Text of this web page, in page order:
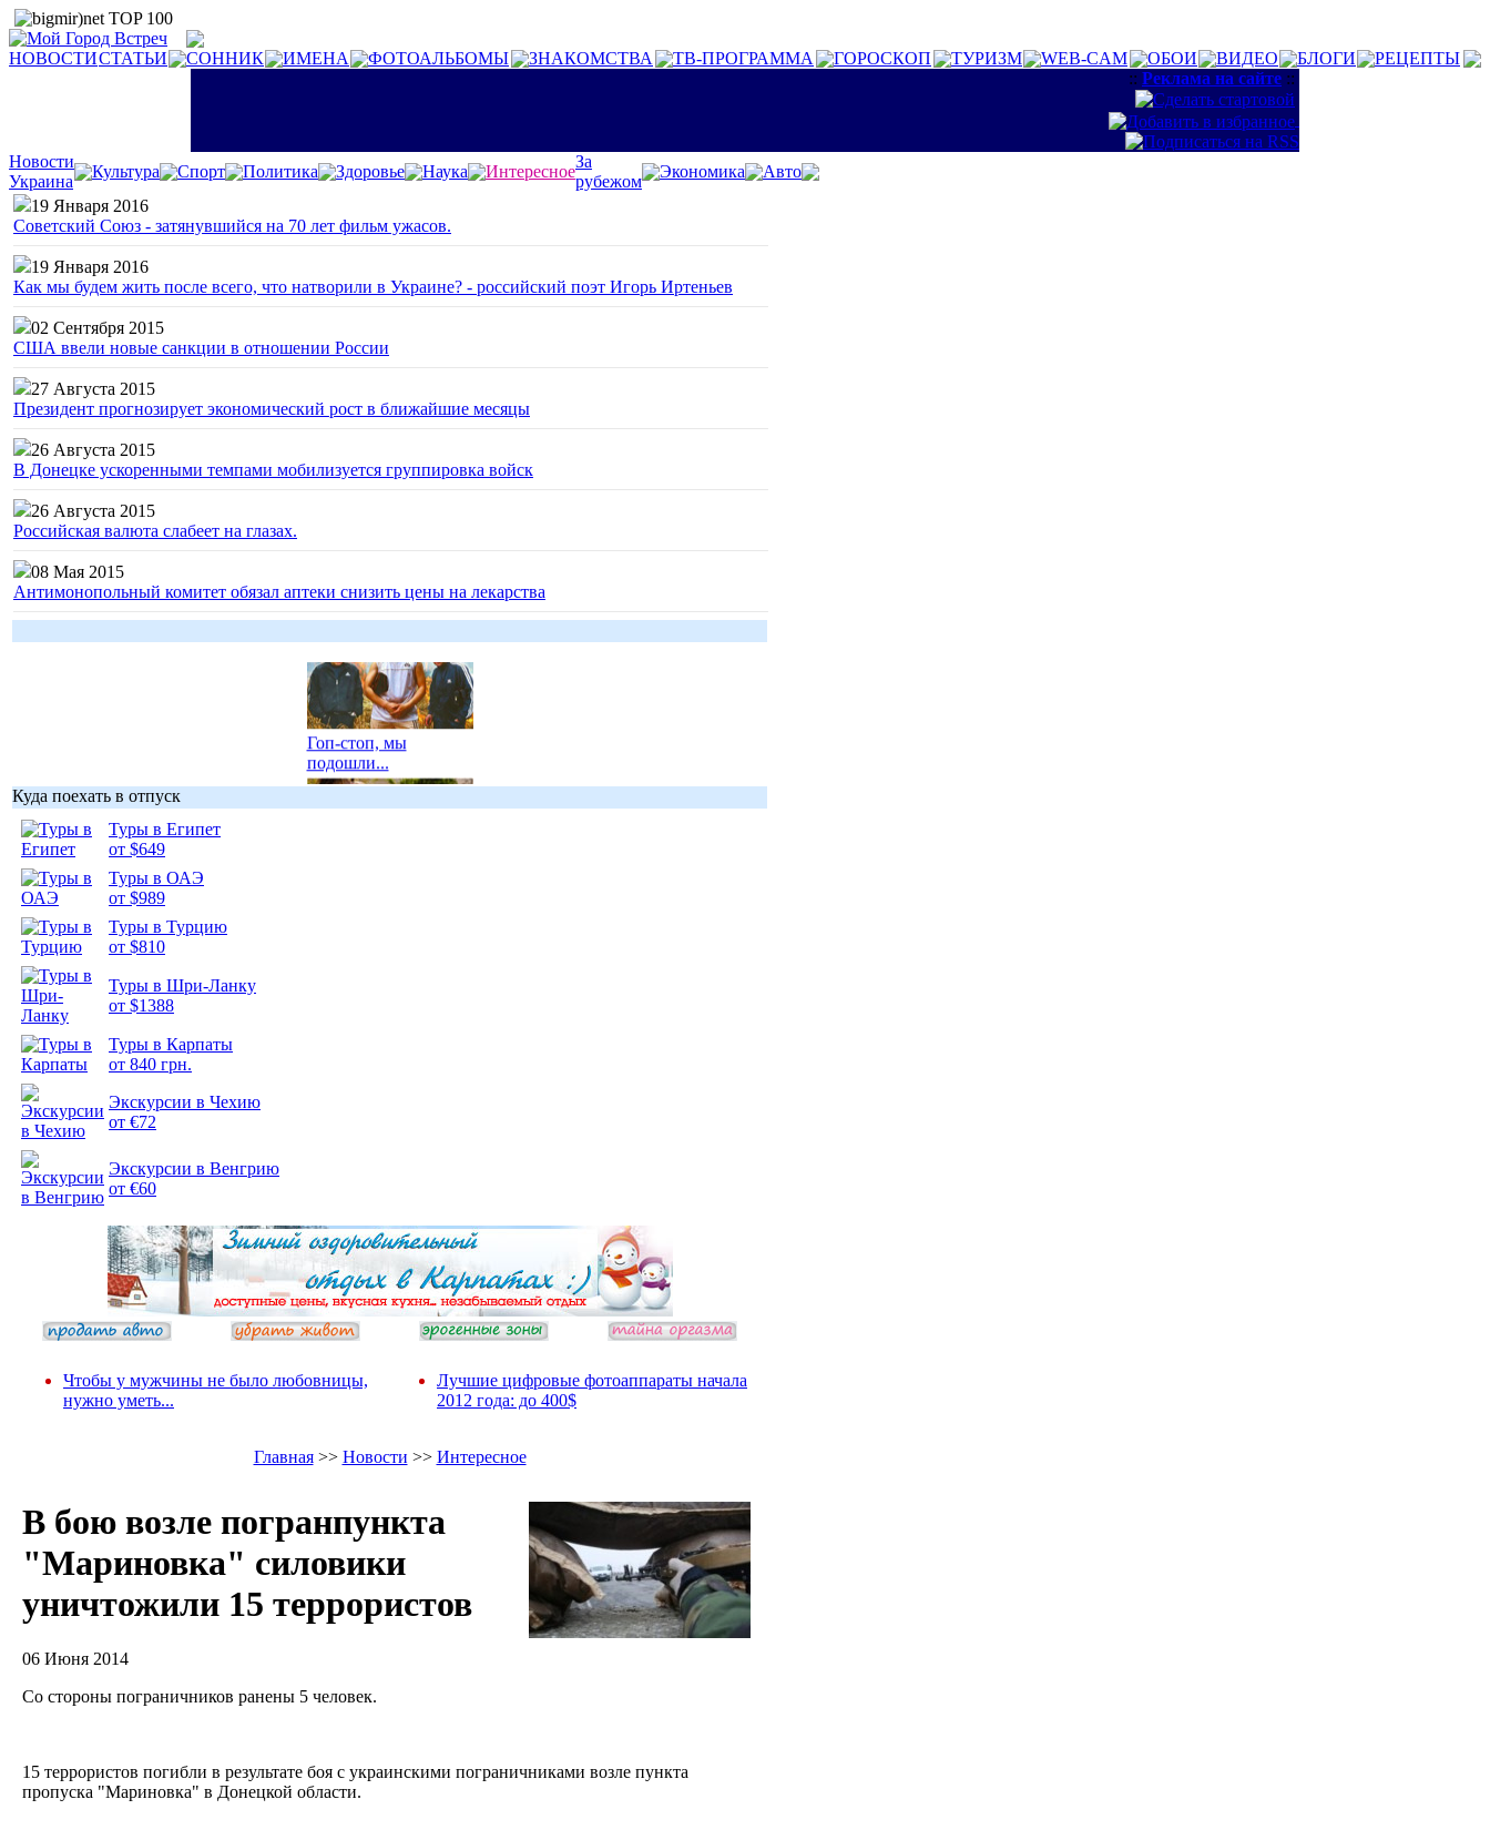
НОВОСТИСТАТЬИ СОННИК ИМЕНА ФОТОАЛЬБОМЫ ЗНАКОМСТВА ТВ-ПРОГРАММА ГОРОСКОП ТУРИЗМ WEB-CAM ОБОИ ВИДЕО БЛОГИ
РЕЦЕПТЫ
:: Реклама на сайте ::
Новости
Украина
Культура Спорт Политика Здоровье Наука Интересное
За
рубежом
Экономика
Авто
19 Января 2016
Советский Союз - затянувшийся на 70 лет фильм ужасов.
19 Января 2016
Как мы будем жить после всего, что натворили в Украине? - российский поэт Игорь Иртеньев
02 Сентября 2015
США ввели новые санкции в отношении России
27 Августа 2015
Президент прогнозирует экономический рост в ближайшие месяцы
26 Августа 2015
В Донецке ускоренными темпами мобилизуется группировка войск
26 Августа 2015
Российская валюта слабеет на глазах.
08 Мая 2015
Антимонопольный комитет обязал аптеки снизить цены на лекарства
Гоп-стоп, мы
подошли...
Куда поехать в отпуск
Туры в Египет
от $649
Туры в ОАЭ
от $989
Туры в Турцию
от $810
Туры в Шри-Ланку
от $1388
Туры в Карпаты
от 840 грн.
Экскурсии в Чехию
от €72
Экскурсии в Венгрию
от €60
Чтобы у мужчины не было любовницы,
нужно уметь...
Лучшие цифровые фотоаппараты начала
2012 года: до 400$
Главная>> Новости >> Интересное
В бою возле погранпункта
"Мариновка" силовики
уничтожили 15 террористов
06 Июня 2014
Со стороны пограничников ранены 5 человек.
15 террористов погибли в результате боя с украинскими пограничниками возле пункта
пропуска "Мариновка" в Донецкой области.